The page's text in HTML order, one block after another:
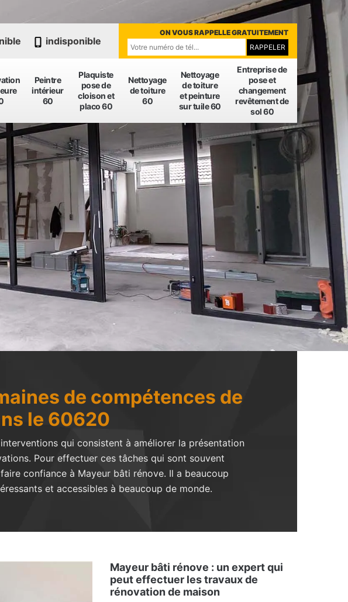
Peintre
intérieur
60
Plaquiste
pose de
cloison et
placo 60
Nettoyage
de toiture
60
Nettoyage
de toiture
et peinture
sur tuile 60
Entreprise de
pose et
changement
revêtement de
sol 60
indisponible
ON VOUS RAPPELLE GRATUITEMENT
de compétences de
le 60620
qui consistent à améliorer la présentation
Pour effectuer ces tâches qui sont souvent
confiance à Mayeur bâti rénove. Il a beaucoup
et accessibles à beaucoup de monde.
Mayeur bâti rénove : un expert qui
peut effectuer les travaux de
rénovation de maison